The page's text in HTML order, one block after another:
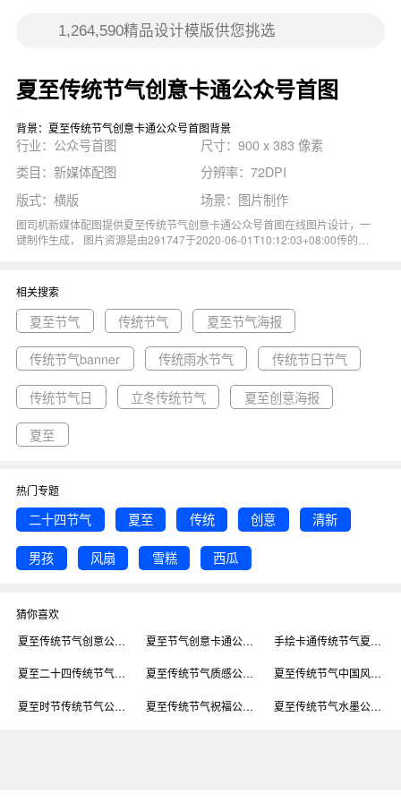
夏至传统节气创意卡通公众号首图
背景：夏至传统节气创意卡通公众号首图背景
行业：公众号首图
尺寸：900 x 383 像素
类目：新媒体配图
分辨率：72DPI
版式：横版
场景：图片制作
图司机新媒体配图提供夏至传统节气创意卡通公众号首图在线图片设计，一
键制作生成， 图片资源是由291747于2020-06-01T10:12:03+08:00传的作
四节气, 清新, 夏至主题。 主要用于公众号首图行业，为您推荐与夏至传统
节气创意卡通公众号首图相关的专题夏至节气, 传统节气, 夏至节气海报等优
质图片模板资源。
相关搜索
夏至节气 传统节气 夏至节气海报
传统节气banner 传统雨水节气 传统节日节气
传统节气日 立冬传统节气 夏至创意海报
夏至
热门专题
二十四节气 夏至 传统 创意 清新
男孩 风扇 雪糕 西瓜
猜你喜欢
夏至传统节气创意公众号首图
夏至节气创意卡通公众号首图 手绘卡通传统节气夏至首图
夏至二十四传统节气公众号首图 夏至传统节气质感公众号首图 夏至传统节气中国风公众号首图
夏至时节传统节气公众号首图 夏至传统节气祝福公众号封面首图 夏至传统节气水墨公众号首图